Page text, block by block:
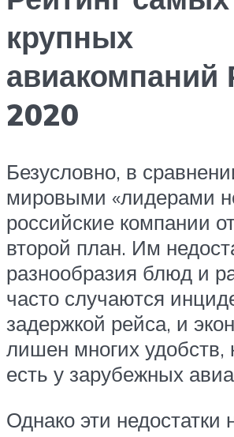
крупных
авиакомпаний
2020
Безусловно, в
мировыми «лидерами
российские компании
второй план. Им
разнообразия блюд и
часто случаются
задержкой рейса, и
лишен многих удобств,
есть у зарубежных
Однако эти недостатки